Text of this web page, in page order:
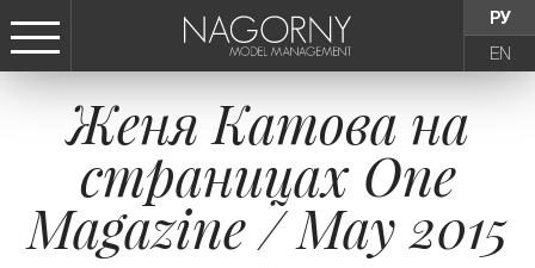
РУ
EN
СТАТЬ МОДЕЛЬЮ
ДЕВУШКИ
ТИНЕЙДЖЕРЫ
Женя Катова на
страницах One
Magazine / May 2015